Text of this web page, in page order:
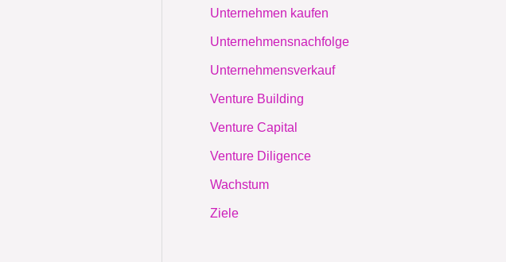
Unternehmen kaufen
Unternehmensnachfolge
Unternehmensverkauf
Venture Building
Venture Capital
Venture Diligence
Wachstum
Ziele